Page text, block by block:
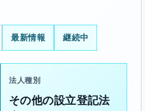
最新情報 継続中
法人種別
その他の設立登記法